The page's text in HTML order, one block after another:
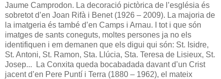
Jaume Camprodon. La decoració pictòrica de l’església és
sobretot d’en Joan Rifà i Benet (1926 – 2009). La majoria de
la imatgeria és també d’en Camps i Arnau. I tot i que són
imatges de sants coneguts, moltes persones ja no els
identifiquen i em demanen que els digui qui són: St. Isidre,
St. Antoni, St. Ramon, Sta. Llúcia, Sta. Teresa de Lisieux, St.
Josep... La Conxita queda bocabadada davant d’un Crist
jacent d’en Pere Puntí i Terra (1880 – 1962), el mateix